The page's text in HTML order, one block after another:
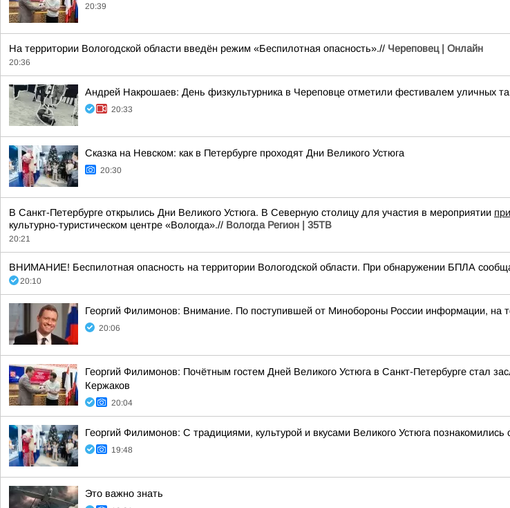
20:39
На территории Вологодской области введён режим «Беспилотная опасность».// Череповец | Онлайн
20:36
Андрей Накрошаев: День физкультурника в Череповце отметили фестивалем уличных
20:33
Сказка на Невском: как в Петербурге проходят Дни Великого Устюга
20:30
В Санкт-Петербурге открылись Дни Великого Устюга. В Северную столицу для участия в мероприятии
культурно-туристическом центре «Вологда».// Вологда Регион | 35ТВ
20:21
ВНИМАНИЕ! Беспилотная опасность на территории Вологодской области. При обнаружении БПЛА
20:10
Георгий Филимонов: Внимание. По поступившей от Минобороны России информации, на
20:06
Георгий Филимонов: Почётным гостем Дней Великого Устюга в Санкт-Петербурге стал
Кержаков
20:04
Георгий Филимонов: С традициями, культурой и вкусами Великого Устюга
19:48
Это важно знать